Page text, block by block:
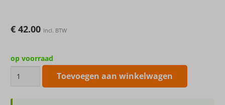
€ 42.00 Incl. BTW
op voorraad
Edelweiss
slinger
Toevoegen aan winkelwagen